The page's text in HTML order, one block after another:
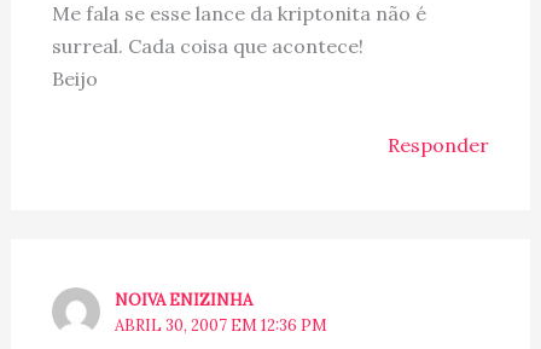
Me fala se esse lance da kriptonita não é
surreal. Cada coisa que acontece!
Beijo
Responder
NOIVA ENIZINHA
ABRIL 30, 2007 EM 12:36 PM